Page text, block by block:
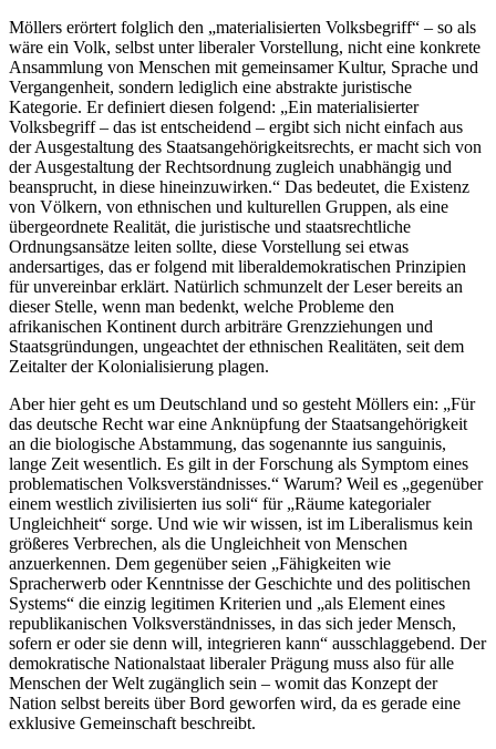
Möllers erörtert folglich den „materialisierten Volksbegriff“ – so als
wäre ein Volk, selbst unter liberaler Vorstellung, nicht eine konkrete
Ansammlung von Menschen mit gemeinsamer Kultur, Sprache und
Vergangenheit, sondern lediglich eine abstrakte juristische
Kategorie. Er definiert diesen folgend: „Ein materialisierter
Volksbegriff – das ist entscheidend – ergibt sich nicht einfach aus
der Ausgestaltung des Staatsangehörigkeitsrechts, er macht sich von
der Ausgestaltung der Rechtsordnung zugleich unabhängig und
beansprucht, in diese hineinzuwirken.“ Das bedeutet, die Existenz
von Völkern, von ethnischen und kulturellen Gruppen, als eine
übergeordnete Realität, die juristische und staatsrechtliche
Ordnungsansätze leiten sollte, diese Vorstellung sei etwas
andersartiges, das er folgend mit liberaldemokratischen Prinzipien
für unvereinbar erklärt. Natürlich schmunzelt der Leser bereits an
dieser Stelle, wenn man bedenkt, welche Probleme den
afrikanischen Kontinent durch arbiträre Grenzziehungen und
Staatsgründungen, ungeachtet der ethnischen Realitäten, seit dem
Zeitalter der Kolonialisierung plagen.
Aber hier geht es um Deutschland und so gesteht Möllers ein: „Für
das deutsche Recht war eine Anknüpfung der Staatsangehörigkeit
an die biologische Abstammung, das sogenannte ius sanguinis,
lange Zeit wesentlich. Es gilt in der Forschung als Symptom eines
problematischen Volksverständnisses.“ Warum? Weil es „gegenüber
einem westlich zivilisierten ius soli“ für „Räume kategorialer
Ungleichheit“ sorge. Und wie wir wissen, ist im Liberalismus kein
größeres Verbrechen, als die Ungleichheit von Menschen
anzuerkennen. Dem gegenüber seien „Fähigkeiten wie
Spracherwerb oder Kenntnisse der Geschichte und des politischen
Systems“ die einzig legitimen Kriterien und „als Element eines
republikanischen Volksverständnisses, in das sich jeder Mensch,
sofern er oder sie denn will, integrieren kann“ ausschlaggebend. Der
demokratische Nationalstaat liberaler Prägung muss also für alle
Menschen der Welt zugänglich sein – womit das Konzept der
Nation selbst bereits über Bord geworfen wird, da es gerade eine
exklusive Gemeinschaft beschreibt.